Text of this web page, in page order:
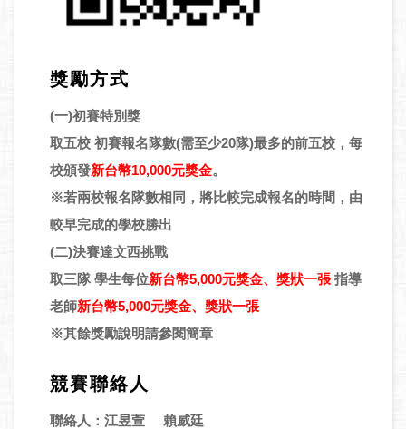
獎勵方式
(一)初賽特別獎
取五校 初賽報名隊數(需至少20隊)最多的前五校，每
校頒發新台幣10,000元獎金。
※若兩校報名隊數相同，將比較完成報名的時間，由
較早完成的學校勝出
(二)決賽達文西挑戰
取三隊 學生每位新台幣5,000元獎金、獎狀一張 指導
老師新台幣5,000元獎金、獎狀一張
※其餘獎勵說明請參閱簡章
競賽聯絡人
聯絡人：江昱萱 賴威廷